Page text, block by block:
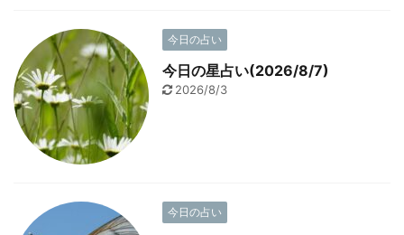
今日の占い
今日の星占い(2026/8/7)
2026/8/3
今日の占い